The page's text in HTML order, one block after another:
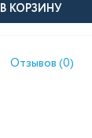
В КОРЗИНУ
Отзывов (0)